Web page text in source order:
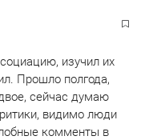
изучил их
Прошло полгода,
сейчас думаю
видимо люди
комменты в